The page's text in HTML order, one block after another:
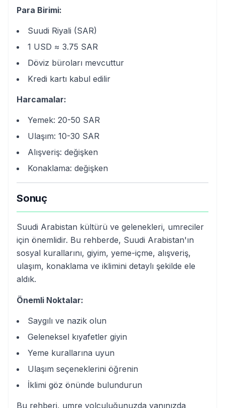
Para Birimi:
Suudi Riyali (SAR)
1 USD ≈ 3.75 SAR
Döviz büroları mevcuttur
Kredi kartı kabul edilir
Harcamalar:
Yemek: 20-50 SAR
Ulaşım: 10-30 SAR
Alışveriş: değişken
Konaklama: değişken
Sonuç
Suudi Arabistan kültürü ve gelenekleri, umreciler
için önemlidir. Bu rehberde, Suudi Arabistan'ın
sosyal kurallarını, giyim, yeme-içme, alışveriş,
ulaşım, konaklama ve iklimini detaylı şekilde ele
aldık.
Önemli Noktalar:
Saygılı ve nazik olun
Geleneksel kıyafetler giyin
Yeme kurallarına uyun
Ulaşım seçeneklerini öğrenin
İklimi göz önünde bulundurun
Bu rehberi, umre yolculuğunuzda yanınızda